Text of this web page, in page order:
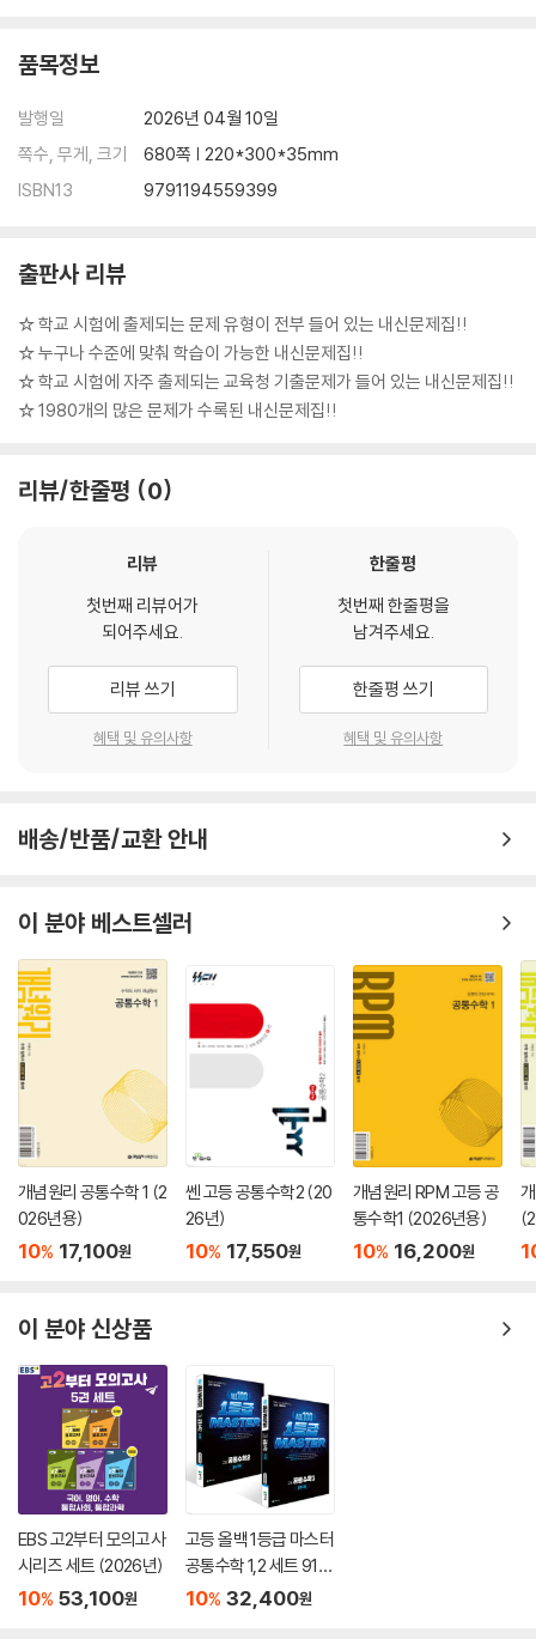
품목정보
발행일
2026년 04월 10일
쪽수, 무게, 크기
680쪽 | 220*300*35mm
ISBN13
9791194559399
출판사 리뷰
☆ 학교 시험에 출제되는 문제 유형이 전부 들어 있는 내신문제집!!
☆ 누구나 수준에 맞춰 학습이 가능한 내신문제집!!
☆ 학교 시험에 자주 출제되는 교육청 기출문제가 들어 있는 내신문제집!!
☆ 1980개의 많은 문제가 수록된 내신문제집!!
리뷰/한줄평 0
리뷰
첫번째 리뷰어가
되어주세요.
리뷰 쓰기
혜택 및 유의사항
한줄평
첫번째 한줄평을
남겨주세요.
한줄평 쓰기
혜택 및 유의사항
배송/반품/교환 안내
이 분야 베스트셀러
개념원리 공통수학 1 (2
026년용)
10% 17,100원
쎈 고등 공통수학2 (20
26년)
10% 17,550원
개념원리 RPM 고등 공
통수학1 (2026년용)
10% 16,200원
이 분야 신상품
EBS 고2부터 모의고사
시리즈 세트 (2026년)
10% 53,100원
고등 올백 1등급 마스터
공통수학 1,2 세트 910
제+817제 (2026) : 일
10% 32,400원